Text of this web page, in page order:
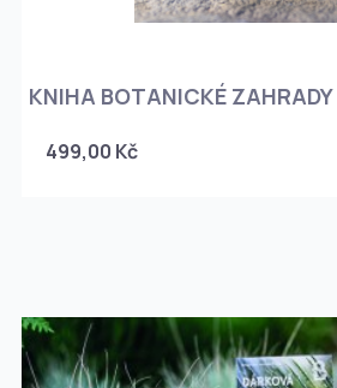
KNIHA BOTANICKÉ
499,00 Kč